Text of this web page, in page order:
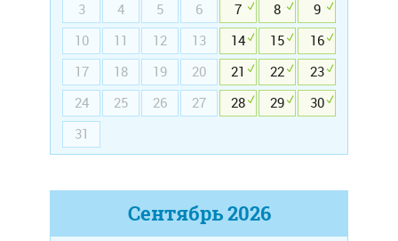
3
4 5 6 7 8
9
10
11 12 13 14 15
16
17
18 19 20 21 22
23
24
25 26 27 28 29
30
31
Сентябрь2026